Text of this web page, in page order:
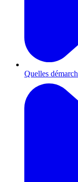
Quelles